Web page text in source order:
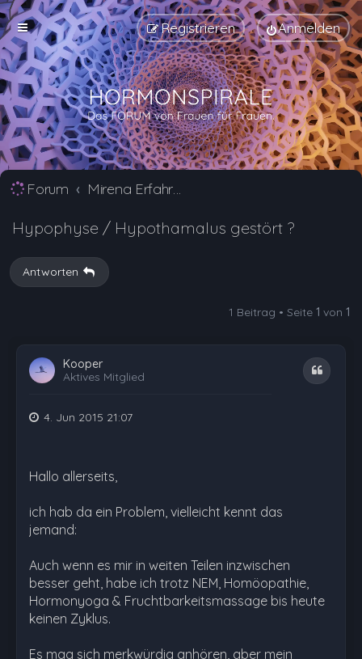
Anmelden
Registrieren
Forum Mirena Erfahrungsberichte und Nebenwirkungen
Hypophyse / Hypothamalus gestört ?
Antworten
1 Beitrag • Seite 1 von 1
Kooper
Aktives Mitglied
Zitat
4. Jun 2015 21:07
Hallo allerseits,
ich hab da ein Problem, vielleicht kennt das
jemand:
Auch wenn es mir in weiten Teilen inzwischen
besser geht, habe ich trotz NEM, Homöopathie,
Hormonyoga & Fruchtbarkeitsmassage bis heute
keinen Zyklus.
Es mag sich merkwürdig anhören, aber mein